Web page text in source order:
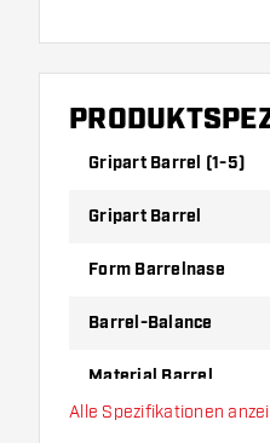
Gripart Barrel (1-5)
Gripart Barrel
Form Barrelnase
Barrel-Balance
Material Barrel
Alle Spezifikationen